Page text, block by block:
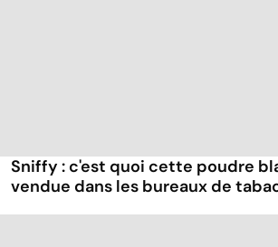
Sniffy : c'est quoi cette poudre
vendue dans les bureaux de